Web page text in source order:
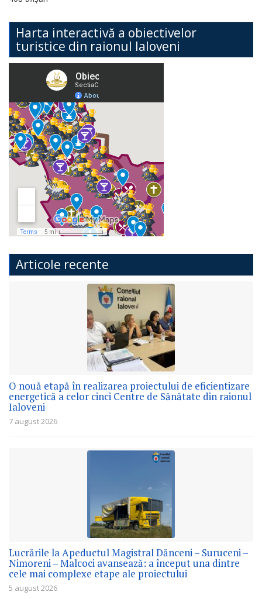
Harta interactivă a obiectivelor
turistice din raionul Ialoveni
Articole recente
O nouă etapă în realizarea proiectului de eficientizare
energetică a celor cinci Centre de Sănătate din raionul
Ialoveni
7 august 2026
Lucrările la Apeductul Magistral Dănceni – Suruceni –
Nimoreni – Malcoci avansează: a început una dintre
cele mai complexe etape ale proiectului
5 august 2026